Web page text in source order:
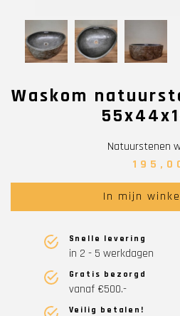
Waskom
Natuurstenen
In mijn
Snelle levering
in 2 - 5 werkdagen
Gratis bezorgd
vanaf €500.-
Veilig betalen!